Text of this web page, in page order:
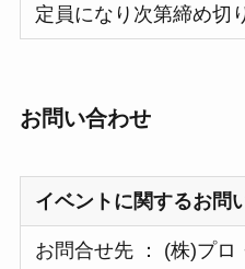
定員になり次第締め切
お問い合わせ
イベントに関するお問
お問合せ先 ： (株)プロ